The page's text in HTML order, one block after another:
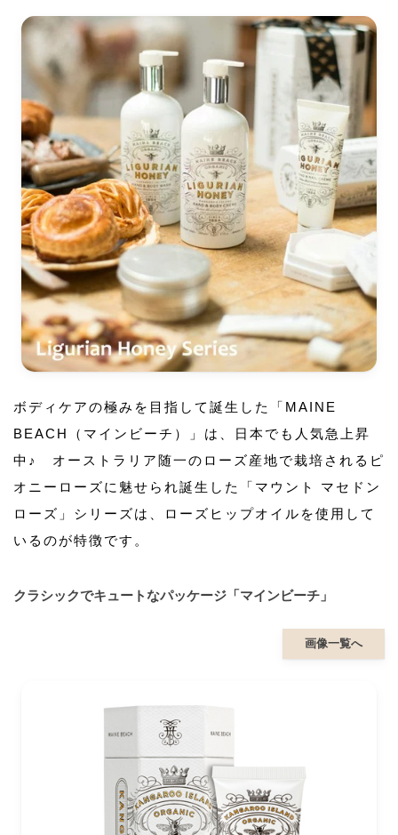
ボディケアの極みを目指して誕生した「MAINE
BEACH（マインビーチ）」は、日本でも人気急上昇
中♪ オーストラリア随一のローズ産地で栽培されるピ
オニーローズに魅せられ誕生した「マウント マセドン
ローズ」シリーズは、ローズヒップオイルを使用して
いるのが特徴です。
クラシックでキュートなパッケージ「マインビーチ」
画像一覧へ